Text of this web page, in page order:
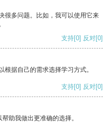
很多问题。比如，我可以使用它来
支持[0] 反对[0]
据自己的需求选择学习方式。
支持[0] 反对[0]
助我做出更准确的选择。